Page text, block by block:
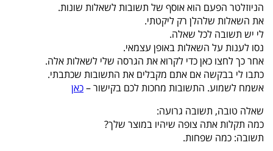
הניוזלטר הפעם הוא אוסף של תשובות לשאלות שונות.
את השאלות שלהלן רק ליקטתי.
לי יש תשובה לכל שאלה.
נסו לענות על השאלות באופן עצמאי.
אחר כך לחצו כאן כדי לקרוא את הגרסה שלי לשאלות אלה.
כתבו לי בבקשה אם אתם מקבלים את התשובות שכתבתי.
אשמח לשמוע. התשובות מחכות לכם בקישור –כאן
שאלה טובה, תשובה גרועה:
כמה תקלות אתה צופה שיהיו במוצר שלך?
תשובה: כמה שפחות.